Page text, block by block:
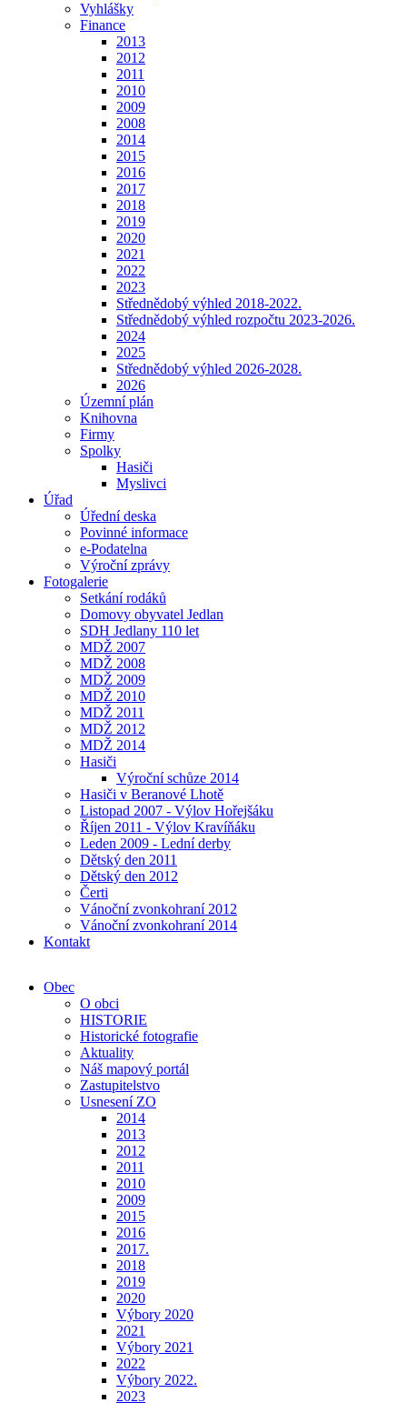
Vyhlášky
Finance
2013
2012
2011
2010
2009
2008
2014
2015
2016
2017
2018
2019
2020
2021
2022
2023
Střednědobý výhled 2018-2022.
Střednědobý výhled rozpočtu 2023-2026.
2024
2025
Střednědobý výhled 2026-2028.
2026
Územní plán
Knihovna
Firmy
Spolky
Hasiči
Myslivci
Úřad
Úřední deska
Povinné informace
e-Podatelna
Výroční zprávy
Fotogalerie
Setkání rodáků
Domovy obyvatel Jedlan
SDH Jedlany 110 let
MDŽ 2007
MDŽ 2008
MDŽ 2009
MDŽ 2010
MDŽ 2011
MDŽ 2012
MDŽ 2014
Hasiči
Výroční schůze 2014
Hasiči v Beranové Lhotě
Listopad 2007 - Výlov Hořejšáku
Říjen 2011 - Výlov Kravíňáku
Leden 2009 - Lední derby
Dětský den 2011
Dětský den 2012
Čerti
Vánoční zvonkohraní 2012
Vánoční zvonkohraní 2014
Kontakt
Obec
O obci
HISTORIE
Historické fotografie
Aktuality
Náš mapový portál
Zastupitelstvo
Usnesení ZO
2014
2013
2012
2011
2010
2009
2015
2016
2017.
2018
2019
2020
Výbory 2020
2021
Výbory 2021
2022
Výbory 2022.
2023